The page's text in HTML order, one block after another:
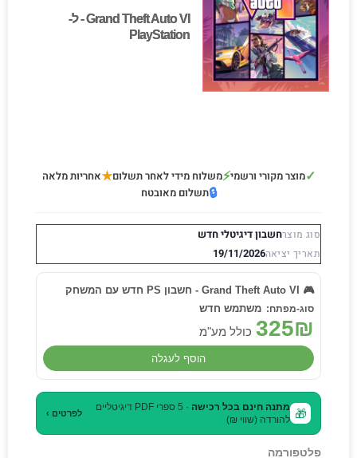
Grand Theft Auto VI - ל-
PlayStation
Grand Theft Auto VI - ל-
PlayStation
✓מוצר מקורי ורשמי⚡משלוח מידי לאחר תשלום★אחריות מלאה
🔒תשלום מאובטח
סוג מוצרחשבון דיגיטלי חדש
תאריך יציאה19/11/2026
🎮 Grand Theft Auto VI - חשבון PS חדש עם המשחק
משתמש חדש
325₪ כולל מע"מ
הוסף לעגלה
🎁 מתנה חינם בכל רכישה
· 5 ספרי PDF דיגיטליים
להורדה (שווי ₪)
לפרטים ›
פלטפורמה